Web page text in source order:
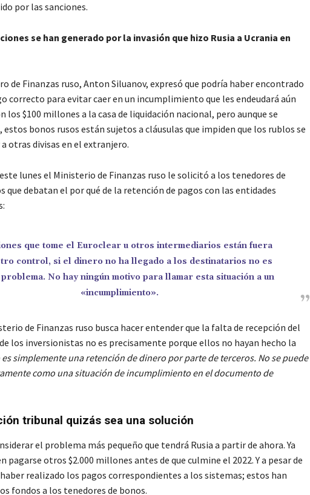
por las sanciones.
se han generado por la invasión que hizo Rusia a Ucrania en
de Finanzas ruso, Anton Siluanov, expresó que podría haber encontrado
correcto para evitar caer en un incumplimiento que les endeudará aún
los $100 millones a la casa de liquidación nacional, pero aunque se
estos bonos rusos están sujetos a cláusulas que impiden que los rublos se
otras divisas en el extranjero.
lunes el Ministerio de Finanzas ruso le solicitó a los tenedores de
que debatan el por qué de la retención de pagos con las entidades
que tome el Euroclear u otros intermediarios están fuera
control, si el dinero no ha llegado a los destinatarios no es
No hay ningún motivo para llamar esta situación a un
«incumplimiento».
de Finanzas ruso busca hacer entender que la falta de recepción del
los inversionistas no es precisamente porque ellos no hayan hecho la
es simplemente una retención de dinero por parte de terceros. No se puede
como una situación de incumplimiento en el documento de
tribunal quizás sea una solución
el problema más pequeño que tendrá Rusia a partir de ahora. Ya
pagarse otros $2.000 millones antes de que culmine el 2022. Y a pesar de
realizado los pagos correspondientes a los sistemas; estos han
fondos a los tenedores de bonos.